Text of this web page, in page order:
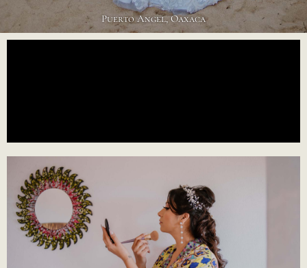
Puerto Angel, Oaxaca